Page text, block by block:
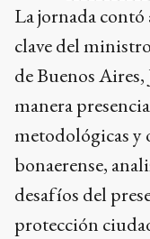
La jornada
clave del
de Buenos
manera
metodológicas y
bonaerense,
desafíos del
protección